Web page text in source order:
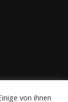
von ihnen